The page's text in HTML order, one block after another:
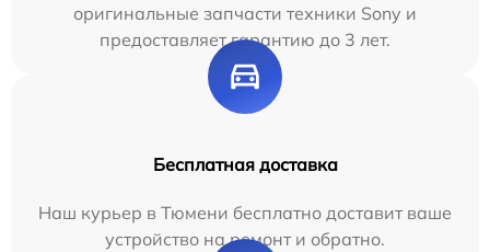
оригинальные запчасти техники Sony и
предоставляет гарантию до 3 лет.
Бесплатная доставка
Наш курьер в Тюмени бесплатно доставит ваше
устройство на ремонт и обратно.